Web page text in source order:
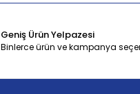
Geniş Ürün Yelpazesi
Binlerce ürün ve kampanya